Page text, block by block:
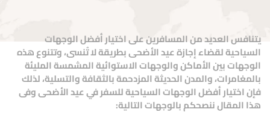
يتنافس العديد من المسافرين على اختيار أفضل الوجهات
السياحية لقضاء إجازة عيد الأضحى بطريقة لا تُنسى، وتتنوع هذه
الوجهات بين الأماكن والوجهات الاستوائية المشمسة المليئة
بالمغامرات، والمدن الحديثة المزدحمة بالثقافة والتسلية، لذلك
فإن اختيار أفضل الوجهات السياحية للسفر في عيد الأضحى وفى
هذا المقال ننصحكم بالوجهات التالية: